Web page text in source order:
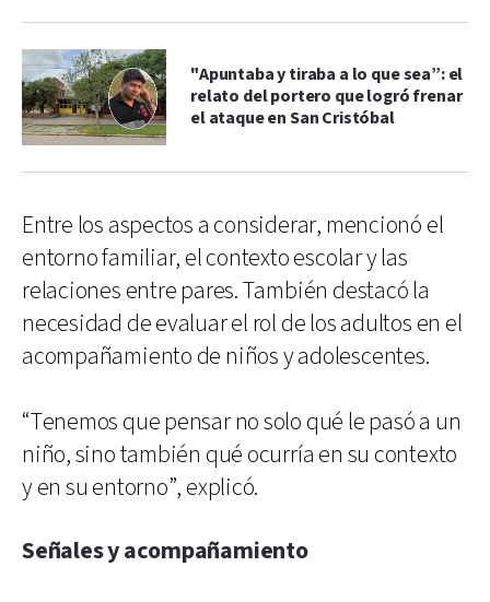
"Apuntaba y tiraba a lo que sea”: el
relato del portero que logró frenar
el ataque en San Cristóbal
Entre los aspectos a considerar, mencionó el
entorno familiar, el contexto escolar y las
relaciones entre pares. También destacó la
necesidad de evaluar el rol de los adultos en el
acompañamiento de niños y adolescentes.
“Tenemos que pensar no solo qué le pasó a un
niño, sino también qué ocurría en su contexto
y en su entorno”, explicó.
Señales y acompañamiento